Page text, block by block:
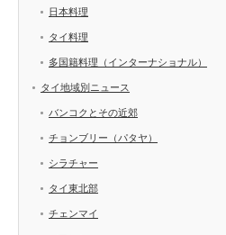
日本料理
タイ料理
多国籍料理（インターナショナル）
タイ地域別ニュース
バンコクとその近郊
チョンブリー（パタヤ）
シラチャー
タイ東北部
チェンマイ